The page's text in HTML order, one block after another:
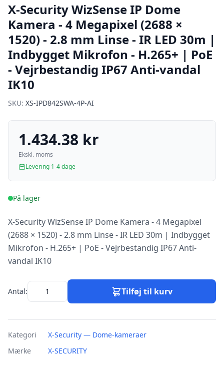
X-Security WizSense IP Dome
Kamera - 4 Megapixel (2688 ×
1520) - 2.8 mm Linse - IR LED 30m |
Indbygget Mikrofon - H.265+ | PoE
- Vejrbestandig IP67 Anti-vandal
IK10
SKU: XS-IPD842SWA-4P-AI
1.434.38 kr
Ekskl. moms
Levering 1-4 dage
På lager
X-Security WizSense IP Dome Kamera - 4 Megapixel
(2688 × 1520) - 2.8 mm Linse - IR LED 30m | Indbygget
Mikrofon - H.265+ | PoE - Vejrbestandig IP67 Anti-
vandal IK10
Antal: Tilføj til kurv
Kategori
X-Security — Dome-kameraer
Mærke
X-SECURITY